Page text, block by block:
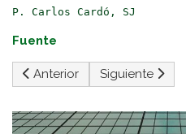
P. Carlos Cardó, SJ
Fuente
Artículo anterior: LEON XIV
Anterior Artículo
Siguiente